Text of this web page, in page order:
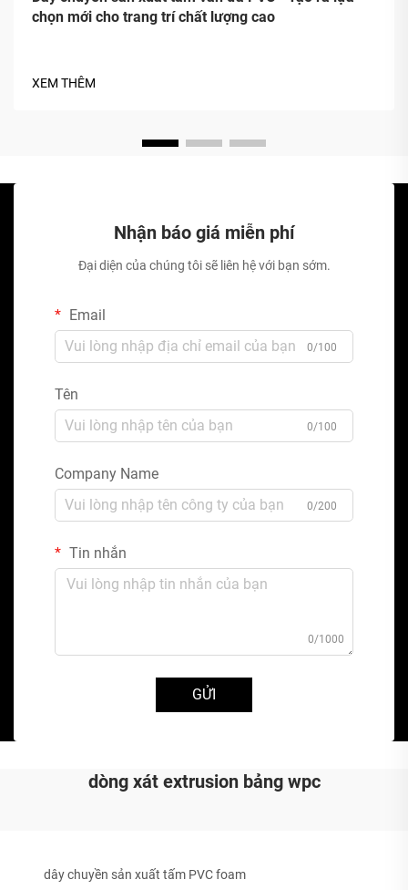
chọn mới cho trang trí chất lượng cao
XEM THÊM
Nhận báo giá miễn phí
Đại diện của chúng tôi sẽ liên hệ với bạn sớm.
Email
0/100
Tên
0/100
Company Name
0/200
Tin nhắn
0/1000
GỬI
dòng xát extrusion bảng wpc
dây chuyền sản xuất tấm PVC foam